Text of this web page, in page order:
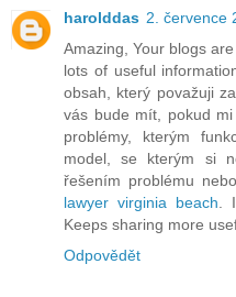
harolddas 2. července
Amazing, Your blogs
lots of useful
obsah, který považuji
vás bude mít, pokud
problémy, kterým
model, se kterým si
řešením problému
lawyer virginia beach.
Keeps sharing more
Odpovědět